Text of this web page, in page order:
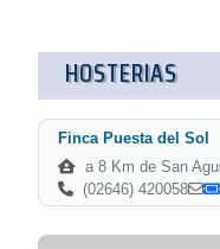
HOSTERIAS
Finca Puesta del Sol
a 8 Km de San
(02646) 420058